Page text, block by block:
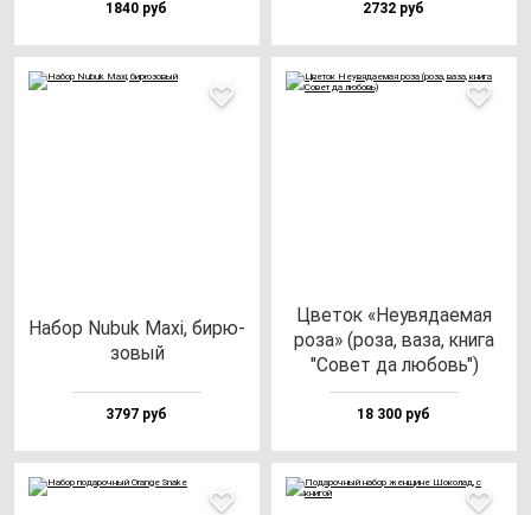
1840 руб 2732 руб
Набор Nubuk Maxi, би­рю­
зо­вый
3797 руб
Цве­ток «Неувя­да­емая
ро­за» (ро­за, ва­за, кни­га
"Совет да лю­бовь")
18 300 руб